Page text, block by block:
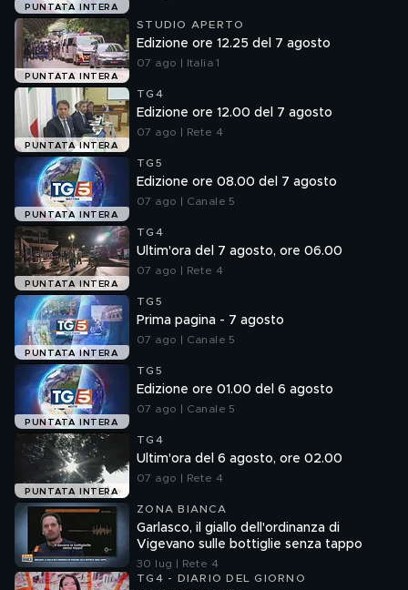
PUNTATA INTERA
PUNTATA INTERA
STUDIO APERTO
Edizione ore 12.25 del 7 agosto
07 ago | Italia 1
PUNTATA INTERA
TG4
Edizione ore 12.00 del 7 agosto
07 ago | Rete 4
PUNTATA INTERA
TG5
Edizione ore 08.00 del 7 agosto
07 ago | Canale 5
PUNTATA INTERA
TG4
Ultim'ora del 7 agosto, ore 06.00
07 ago | Rete 4
PUNTATA INTERA
TG5
Prima pagina - 7 agosto
07 ago | Canale 5
PUNTATA INTERA
TG5
Edizione ore 01.00 del 6 agosto
07 ago | Canale 5
PUNTATA INTERA
TG4
Ultim'ora del 6 agosto, ore 02.00
07 ago | Rete 4
ZONA BIANCA
Garlasco, il giallo dell'ordinanza di
Vigevano sulle bottiglie senza tappo
30 lug | Rete 4
TG4 - DIARIO DEL GIORNO